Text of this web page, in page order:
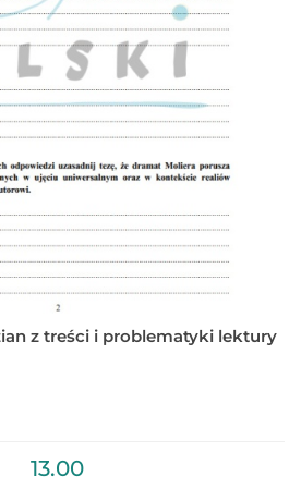
z treści i problematyki lektury
13.00